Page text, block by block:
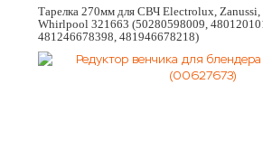
Тарелка 270мм для СВЧ Electrolux, Zanussi,
Whirlpool 321663 (50280598009,
481246678398, 481946678218)